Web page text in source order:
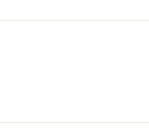
Anatolische
van